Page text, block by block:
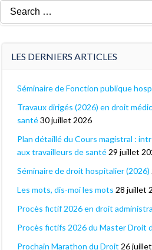
Search
for:
LES DERNIERS ARTICLES
Séminaire de Fonction publique
Travaux dirigés (2026) en droit
santé30 juillet 2026
Plan détaillé du Cours magistral :
aux travailleurs de santé 29 juillet
Séminaire de droit hospitalier (2026)
Les mots, dis-moi les mots 28 juillet
Procès fictif 2026 en droit
Procès fictifs 2026 du Master Droit
Prochain Marathon du Droit 26